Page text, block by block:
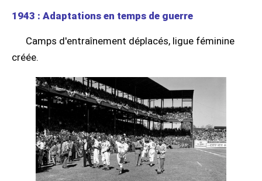
1943 : Adaptations en temps de guerre
Camps d'entraînement déplacés, ligue féminine
créée.